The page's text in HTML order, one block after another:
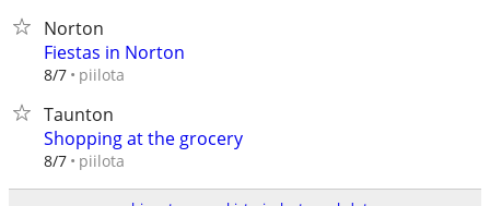
Norton
Fiestas in Norton
8/7 piilota
Taunton
Shopping at the grocery
8/7 piilota